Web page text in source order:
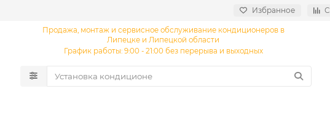
Избранное
Продажа, монтаж и сервисное обслуживание кондиционеров в
Липецке и Липецкой области
График работы: 9:00 - 21:00 без перерыва и выходных